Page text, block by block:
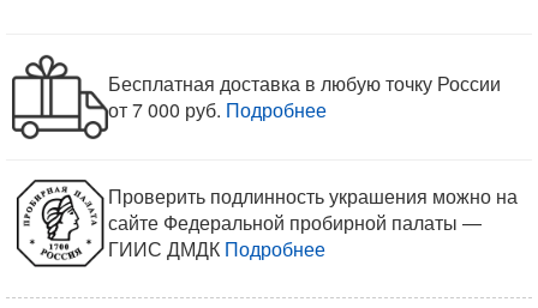
Бесплатная доставка в любую точку России
от 7 000 руб. Подробнее
Проверить подлинность украшения можно на
сайте Федеральной пробирной палаты —
ГИИС ДМДК Подробнее